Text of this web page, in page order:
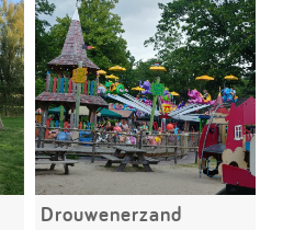
Drouwenerzand